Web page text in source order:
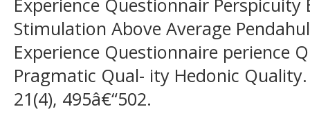
Experience Questionnair Perspicuity
Stimulation Above Average
Experience Questionnaire perience
Pragmatic Qual- ity Hedonic Quality.
21(4), 495â€“502.